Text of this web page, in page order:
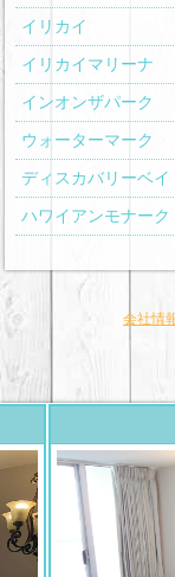
イリカイ
イリカイマリーナ
インオンザパーク
ウォーターマーク
ディスカバリーベイ
ハワイアンモナーク
会社情